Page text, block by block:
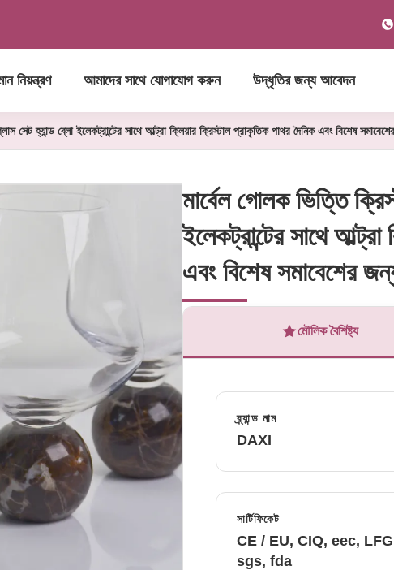
নিয়ন্ত্রণ আমাদের সাথে যোগাযোগ করুন উদ্ধৃতির জন্য আবেদন
সেট হ্যান্ড ব্লো ইলেকট্রান্টের সাথে আল্ট্রা ক্লিয়ার ক্রিস্টাল প্রাকৃতিক পাথর দৈনিক এবং বিশেষ
মার্বেল গোলক ভিত্তি
ইলেকট্রান্টের সাথে
এবং বিশেষ সমাবেশের
মৌলিক বৈশিষ্ট্য
ব্র্যান্ড নাম
DAXI
সার্টিফিকেট
CE / EU, CIQ, eec,
sgs, fda